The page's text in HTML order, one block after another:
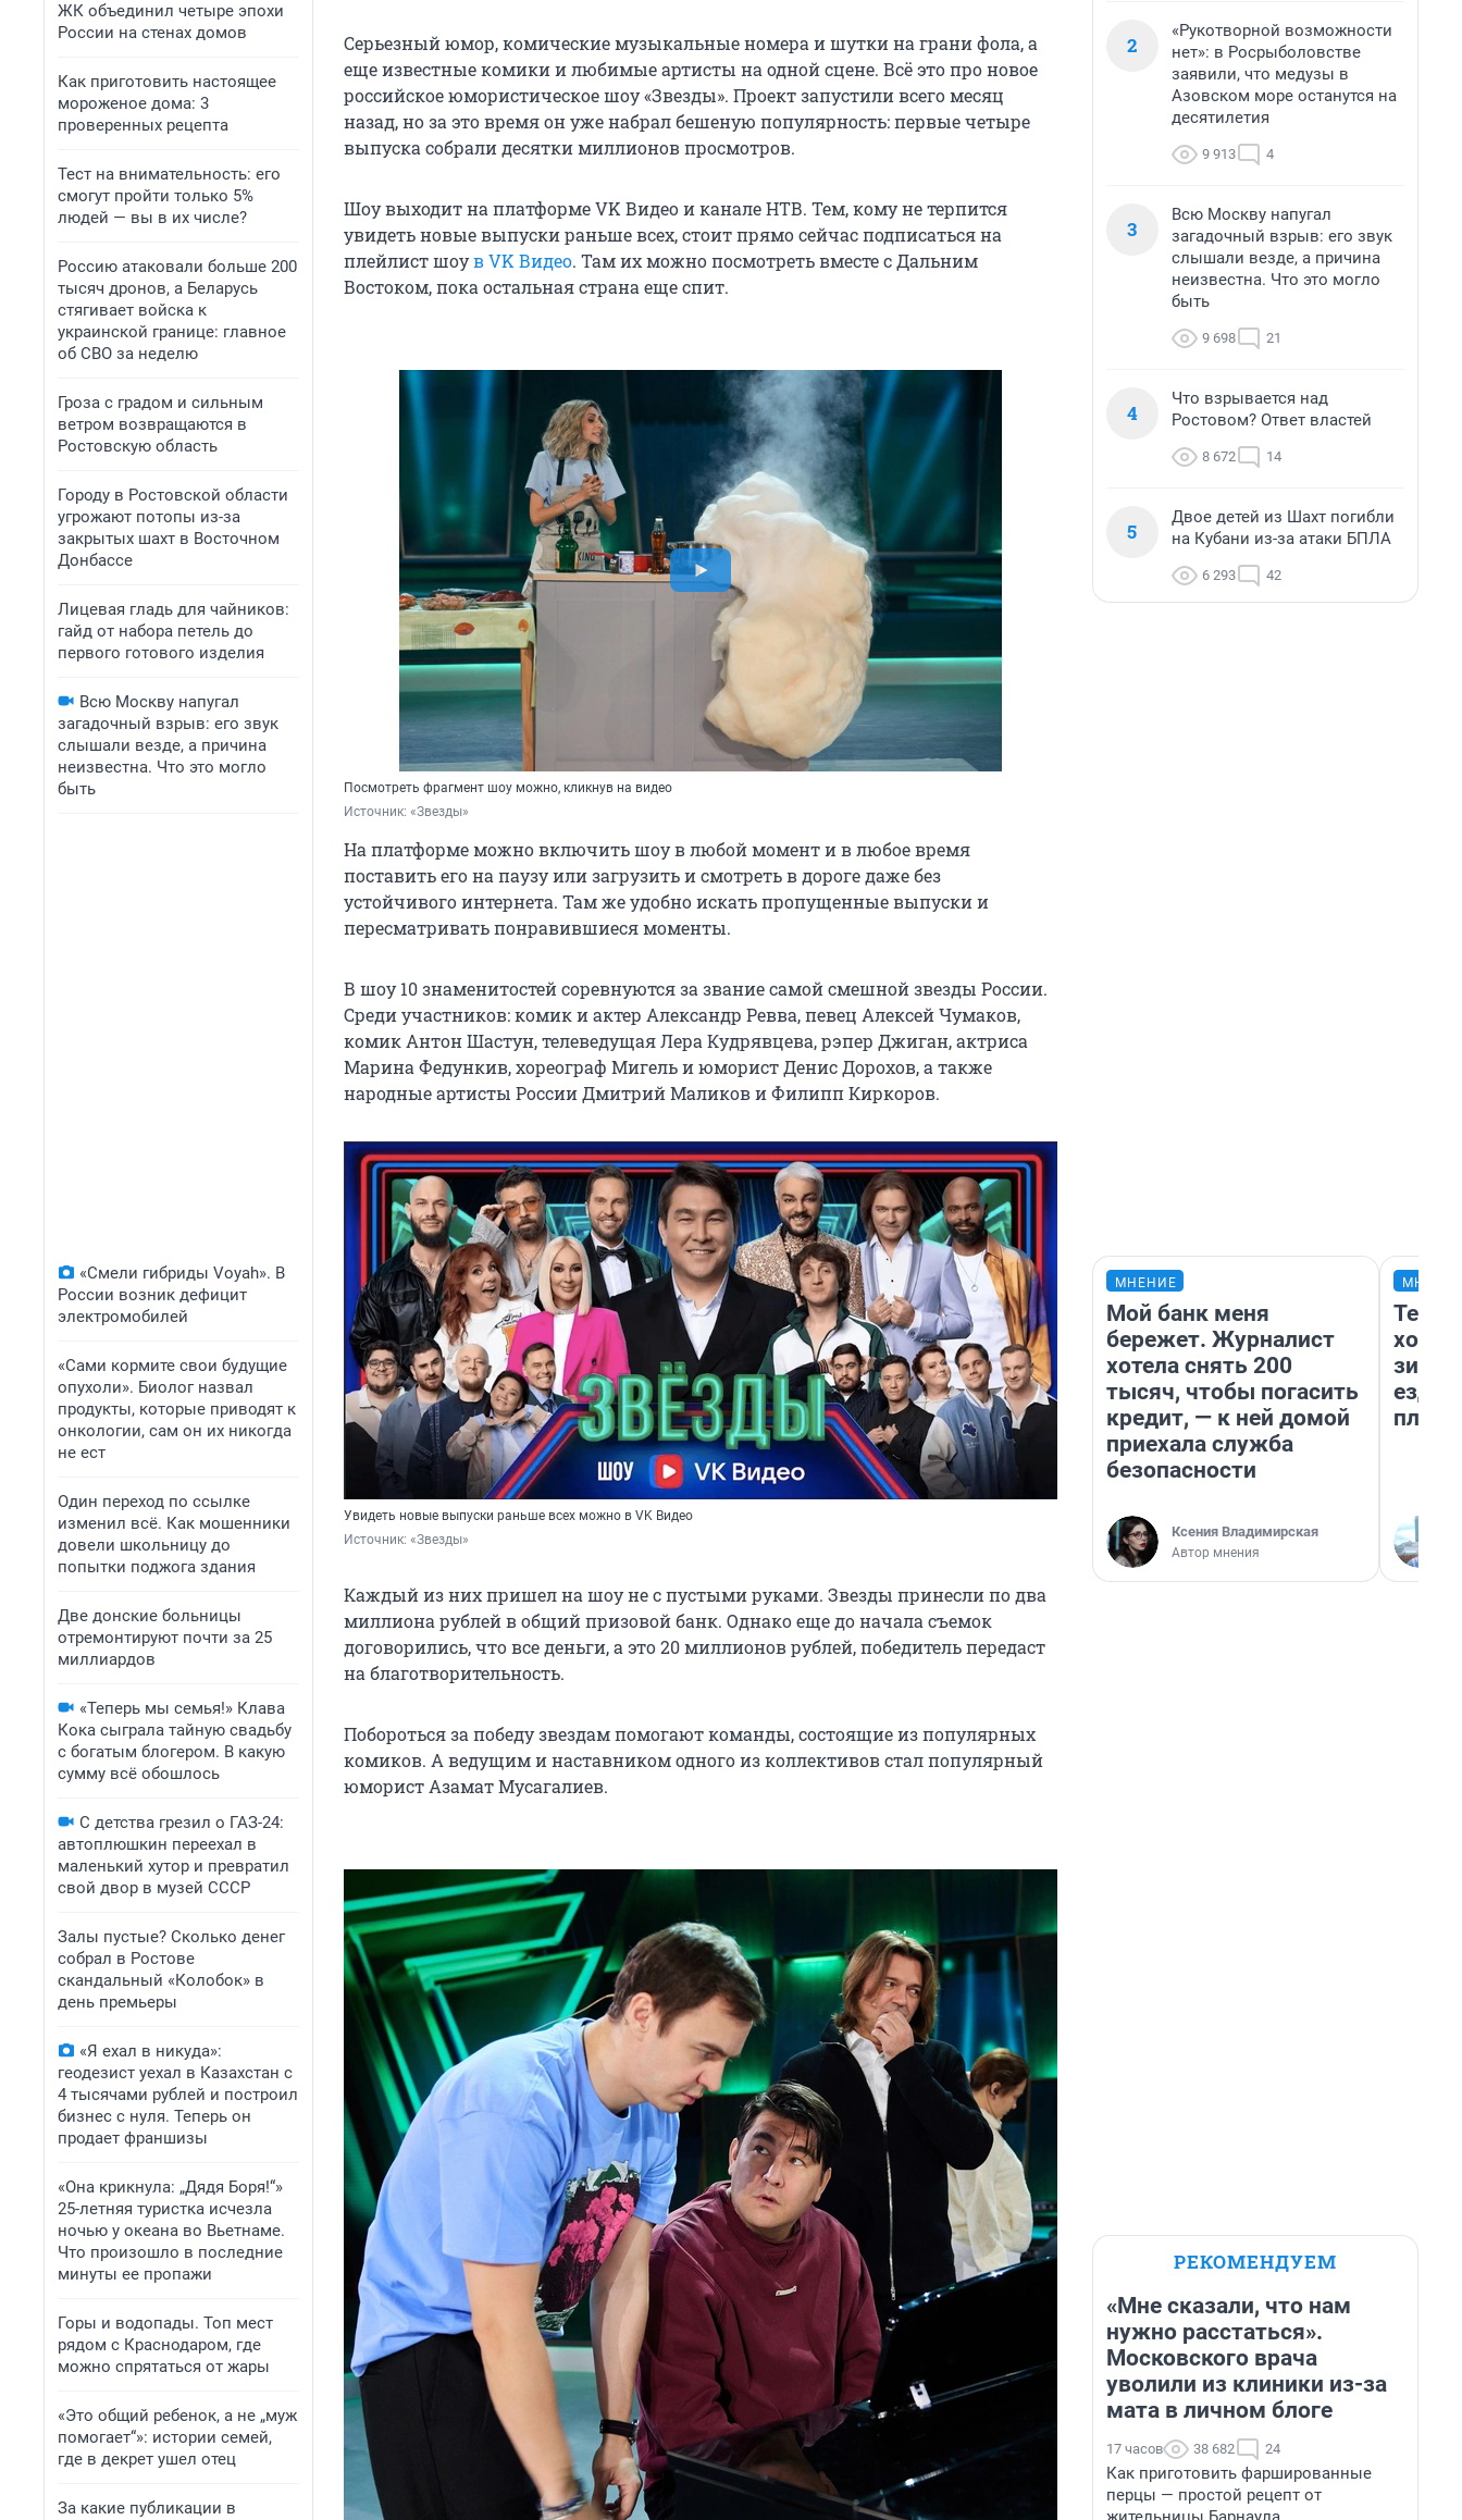
ЖК объединил четыре эпохи
России на стенах домов
Как приготовить настоящее
мороженое дома: 3
проверенных рецепта
Тест на внимательность: его
смогут пройти только 5%
людей — вы в их числе?
Россию атаковали больше 200
тысяч дронов, а Беларусь
стягивает войска к
украинской границе: главное
об СВО за неделю
Гроза с градом и сильным
ветром возвращаются в
Ростовскую область
Городу в Ростовской области
угрожают потопы из-за
закрытых шахт в Восточном
Донбассе
Лицевая гладь для чайников:
гайд от набора петель до
первого готового изделия
Всю Москву напугал
загадочный взрыв: его звук
слышали везде, а причина
неизвестна. Что это могло
быть
«Смели гибриды Voyah». В
России возник дефицит
электромобилей
«Сами кормите свои будущие
опухоли». Биолог назвал
продукты, которые приводят к
онкологии, сам он их никогда
не ест
Один переход по ссылке
изменил всё. Как мошенники
довели школьницу до
попытки поджога здания
Две донские больницы
отремонтируют почти за 25
миллиардов
«Теперь мы семья!» Клава
Кока сыграла тайную свадьбу
с богатым блогером. В какую
сумму всё обошлось
С детства грезил о ГАЗ-24:
автоплюшкин переехал в
маленький хутор и превратил
свой двор в музей СССР
Залы пустые? Сколько денег
собрал в Ростове
скандальный «Колобок» в
день премьеры
«Я ехал в никуда»:
геодезист уехал в Казахстан с
4 тысячами рублей и построил
бизнес с нуля. Теперь он
продает франшизы
«Она крикнула: „Дядя Боря!“»
25-летняя туристка исчезла
ночью у океана во Вьетнаме.
Что произошло в последние
минуты ее пропажи
Горы и водопады. Топ мест
рядом с Краснодаром, где
можно спрятаться от жары
«Это общий ребенок, а не „муж
помогает“»: истории семей,
где в декрет ушел отец
За какие публикации в
Серьезный юмор, комические музыкальные номера и шутки на грани фола, а
еще известные комики и любимые артисты на одной сцене. Всё это про новое
российское юмористическое шоу «Звезды». Проект запустили всего месяц
назад, но за это время он уже набрал бешеную популярность: первые четыре
выпуска собрали десятки миллионов просмотров.
Шоу выходит на платформе VK Видео и канале НТВ. Тем, кому не терпится
увидеть новые выпуски раньше всех, стоит прямо сейчас подписаться на
плейлист шоув VK Видео. Там их можно посмотреть вместе с Дальним
Востоком, пока остальная страна еще спит.
Посмотреть фрагмент шоу можно, кликнув на видео
Источник: «Звезды»
На платформе можно включить шоу в любой момент и в любое время
поставить его на паузу или загрузить и смотреть в дороге даже без
устойчивого интернета. Там же удобно искать пропущенные выпуски и
пересматривать понравившиеся моменты.
В шоу 10 знаменитостей соревнуются за звание самой смешной звезды России.
Среди участников: комик и актер Александр Ревва, певец Алексей Чумаков,
комик Антон Шастун, телеведущая Лера Кудрявцева, рэпер Джиган, актриса
Марина Федункив, хореограф Мигель и юморист Денис Дорохов, а также
народные артисты России Дмитрий Маликов и Филипп Киркоров.
Увидеть новые выпуски раньше всех можно в VK Видео
Источник: «Звезды»
Каждый из них пришел на шоу не с пустыми руками. Звезды принесли по два
миллиона рублей в общий призовой банк. Однако еще до начала съемок
договорились, что все деньги, а это 20 миллионов рублей, победитель передаст
на благотворительность.
Побороться за победу звездам помогают команды, состоящие из популярных
комиков. А ведущим и наставником одного из коллективов стал популярный
юморист Азамат Мусагалиев.
2
«Рукотворной возможности
нет»: в Росрыболовстве
заявили, что медузы в
Азовском море останутся на
десятилетия
9 913 4
3
Всю Москву напугал
загадочный взрыв: его звук
слышали везде, а причина
неизвестна. Что это могло
быть
9 698 21
4
Что взрывается над
Ростовом? Ответ властей
8 672 14
5
Двое детей из Шахт погибли
на Кубани из-за атаки БПЛА
6 293 42
МНЕНИЕ
Мой банк меня
бережет. Журналист
хотела снять 200
тысяч, чтобы погасить
кредит, — к ней домой
приехала служба
безопасности
Ксения Владимирская
Автор мнения
ездит
РЕКОМЕНДУЕМ
«Мне сказали, что нам
нужно расстаться».
Московского врача
уволили из клиники из-за
мата в личном блоге
17 часов 38 682 24
Как приготовить фаршированные
перцы — простой рецепт от